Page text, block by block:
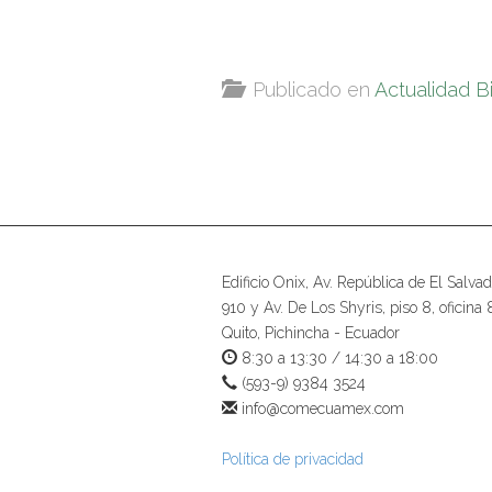
Publicado en Actualidad
Edificio Onix, Av. República de El
910 y Av. De Los Shyris, piso 8, oficina
Quito, Pichincha - Ecuador
8:30 a 13:30 / 14:30 a 18:00
(593-9) 9384 3524
info@comecuamex.com
Política de privacidad